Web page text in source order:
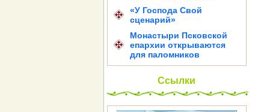
«У Господа Свой
сценарий»
Монастыри Псковской
епархии открываются
для паломников
Ссылки